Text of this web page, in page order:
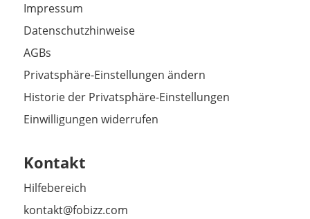
Impressum
Datenschutzhinweise
AGBs
Privatsphäre-Einstellungen ändern
Historie der Privatsphäre-Einstellungen
Einwilligungen widerrufen
Kontakt
Hilfebereich
kontakt@fobizz.com